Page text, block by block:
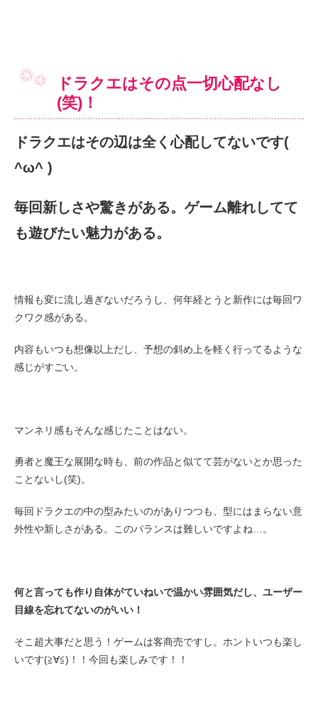
ドラクエはその点一切心配なし
(笑)！
ドラクエはその辺は全く心配してないです(
^ω^ )
毎回新しさや驚きがある。ゲーム離れしてて
も遊びたい魅力がある。
情報も変に流し過ぎないだろうし、何年経とうと新作には毎回ワ
クワク感がある。
内容もいつも想像以上だし、予想の斜め上を軽く行ってるような
感じがすごい。
マンネリ感もそんな感じたことはない。
勇者と魔王な展開な時も、前の作品と似てて芸がないとか思った
ことないし(笑)。
毎回ドラクエの中の型みたいのがありつつも、型にはまらない意
外性や新しさがある。このバランスは難しいですよね…。
何と言っても作り自体がていねいで温かい雰囲気だし、ユーザー
目線を忘れてないのがいい！
そこ超大事だと思う！ゲームは客商売ですし。ホントいつも楽し
いです(≧∀≦)！！今回も楽しみです！！